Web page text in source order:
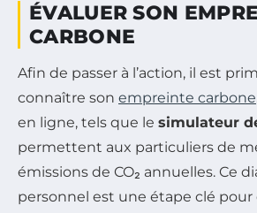
ÉVALUER SON
CARBONE
Afin de passer à l’action, il est
connaître son empreinte carbone
en ligne, tels que le simulateur
permettent aux particuliers de
émissions de CO₂ annuelles. Ce
personnel est une étape clé